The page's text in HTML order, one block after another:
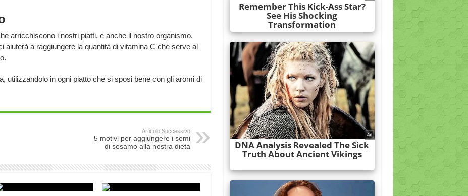
arricchiscono i nostri piatti, e anche il nostro organismo.
aiuterà a raggiungere la quantità di vitamina C che serve al
utilizzandolo in ogni piatto che si sposi bene con gli aromi di
Articolo Successivo
5 motivi per aggiungere i semi
di sesamo alla nostra dieta